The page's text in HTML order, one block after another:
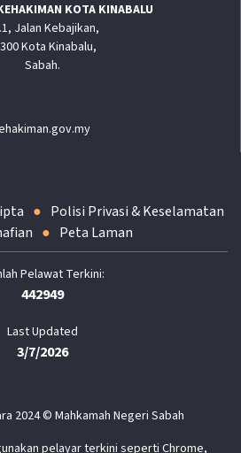
KOTA KINABALU
Jalan Kebajikan,
Kota Kinabalu,
Sabah.
Polisi Privasi & Keselamatan
Peta Laman
442949
Last Updated
3/7/2026
2024 © Mahkamah Negeri Sabah
pelayar terkini seperti Chrome,